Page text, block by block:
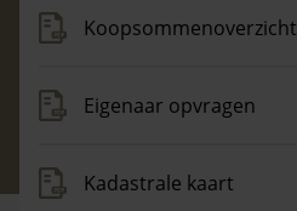
Koopsommenoverzicht
Eigenaar opvragen
Kadastrale kaart